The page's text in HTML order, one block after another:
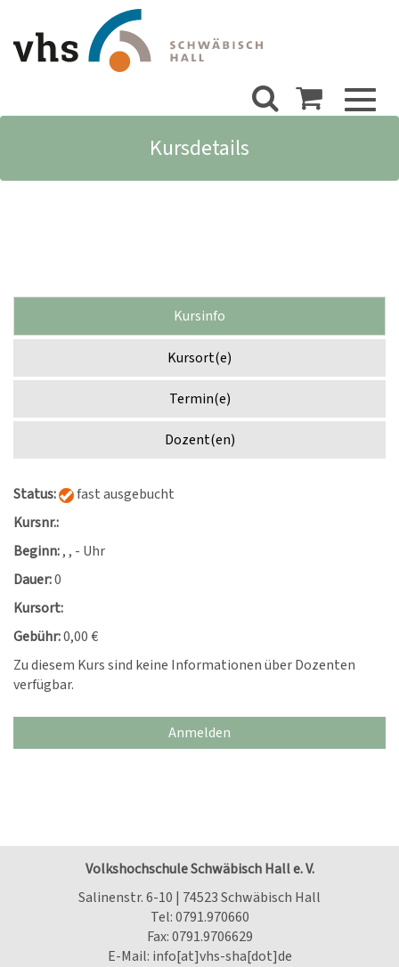
Kursdetails
Kursinfo
Kursort(e)
Termin(e)
Dozent(en)
Status:
fast ausgebucht
Kursnr.:
Beginn:, , - Uhr
Dauer:0
Kursort:
Gebühr:0,00 €
Zu diesem Kurs sind keine Informationen über Dozenten
verfügbar.
Anmelden
Volkshochschule Schwäbisch Hall e. V.
Salinenstr. 6-10 | 74523 Schwäbisch Hall
Tel:0791.970660
Fax: 0791.9706629
E-Mail: info[at]vhs-sha[dot]de